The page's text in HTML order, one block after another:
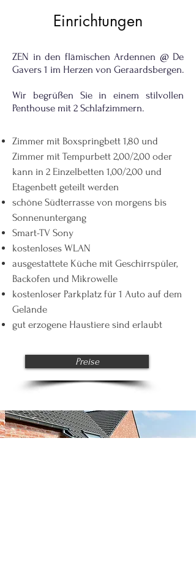
Einrichtungen
ZEN in den flämischen Ardennen @ De
Gavers 1 im Herzen von Geraardsbergen.
Wir begrüßen Sie in einem stilvollen
Penthouse mit 2 Schlafzimmern.
Zimmer mit Boxspringbett 1,80 und
Zimmer mit Tempurbett 2,00/2,00 oder
kann in 2 Einzelbetten 1,00/2,00 und
Etagenbett geteilt werden
schöne Südterrasse von morgens bis
Sonnenuntergang
Smart-TV Sony
kostenloses WLAN
ausgestattete Küche mit Geschirrspüler,
Backofen und Mikrowelle
kostenloser Parkplatz für 1 Auto auf dem
Gelände
gut erzogene Haustiere sind erlaubt
Preise